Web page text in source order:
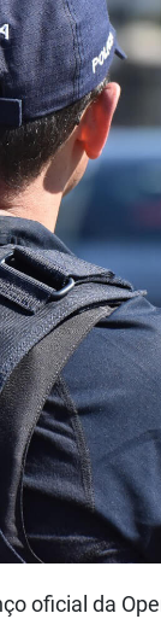
oficial da